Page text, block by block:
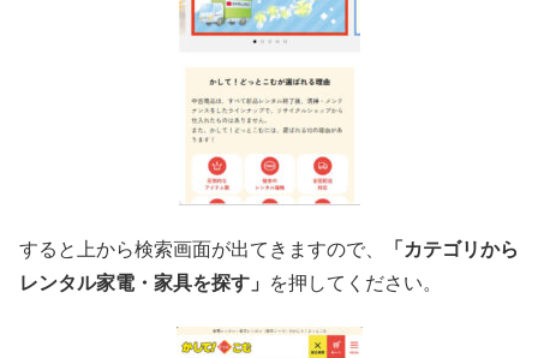
すると上から検索画面が出てきますので、
「カテゴリから
レンタル家電・家具を探す」
を押してください。